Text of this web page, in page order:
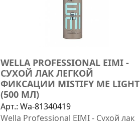
WELLA PROFESSIONAL EIMI -
СУХОЙ ЛАК ЛЕГКОЙ
ФИКСАЦИИ MISTIFY ME LIGHT
(500 МЛ)
Арт.:Wa-81340419
Wella Professional EIMI - Сухой лак